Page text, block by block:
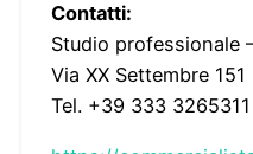
Contatti:
Studio professionale
Via XX Settembre 151
Tel. +39 333 3265311